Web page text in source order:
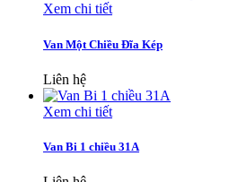
Xem chi tiết
Van Một Chiều Đĩa Kép
Liên hệ
Xem chi tiết
Van Bi 1 chiều 31A